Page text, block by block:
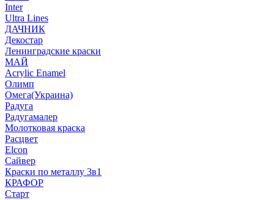
Inter
Ultra Lines
ДАЧНИК
Декостар
Ленинградские краски
МАЙ
Acrylic Enamel
Олимп
Омега(Украина)
Радуга
Радугамалер
Молотковая краска
Расцвет
Elcon
Сайвер
Краски по металлу 3в1
КРАФОР
Старт